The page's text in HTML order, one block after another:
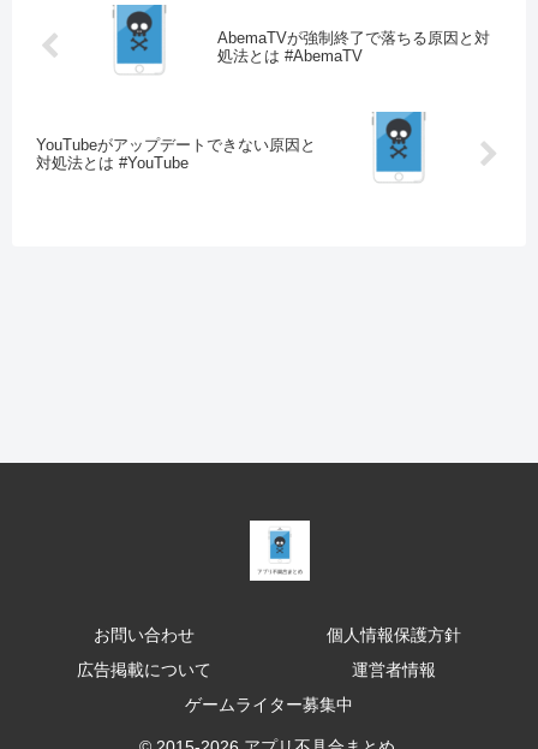
AbemaTVが強制終了で落ちる原因と対
処法とは #AbemaTV
YouTubeがアップデートできない原因と
対処法とは #YouTube
お問い合わせ
個人情報保護方針
広告掲載について
運営者情報
ゲームライター募集中